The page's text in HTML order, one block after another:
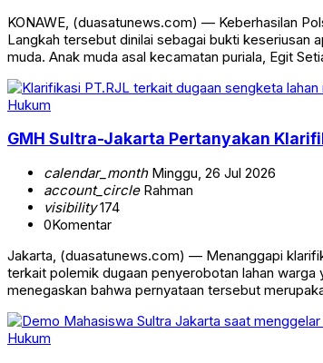
KONAWE, (duasatunews.com) — Keberhasilan
Langkah tersebut dinilai sebagai bukti keseriusan
muda. Anak muda asal kecamatan puriala, Egit
Hukum
GMH Sultra-Jakarta Pertanyakan
calendar_monthMinggu, 26 Jul 2026
account_circleRahman
visibility174
0Komentar
Jakarta, (duasatunews.com) — Menanggapi
terkait polemik dugaan penyerobotan lahan warga
menegaskan bahwa pernyataan tersebut
Hukum